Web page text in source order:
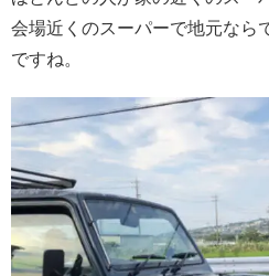
会場近くのスーパーで地元なら
ですね。